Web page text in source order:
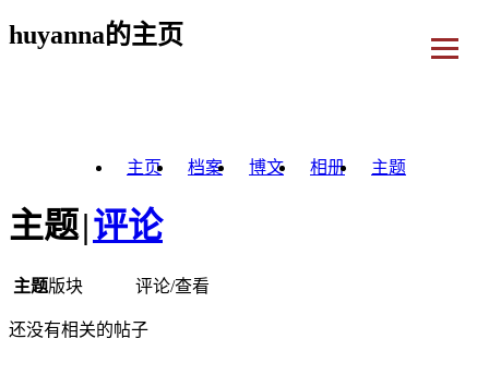
huyanna的主页
主页 档案 博文 相册 主题
主题|评论
主题版块 评论/查看
还没有相关的帖子